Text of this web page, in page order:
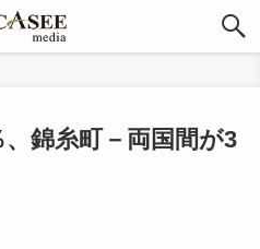
錦糸町－両国間が3